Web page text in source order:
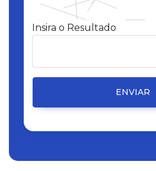
Insira o Resultado
ENVIAR